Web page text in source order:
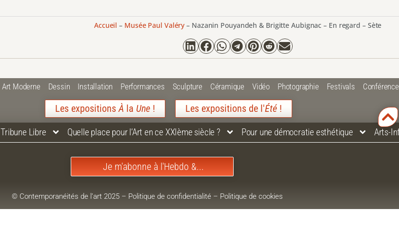
Accueil – Musée Paul Valéry – Nazanin Pouyandeh & Brigitte Aubignac – En regard – Sète
Art Moderne Dessin Installation Performances Sculpture Céramique Vidéo Photographie Festivals
Les expositionsÀ la Une ! Les expositions de l'Été !
Tribune Libre Quelle place pour l’Art en ce XXIème siècle ? Pour une démocratie esthétique Arts-
Je m'abonne à l'Hebdo &...
© Contemporanéités de l’art 2025 – Politique de confidentialité – Politique de cookies